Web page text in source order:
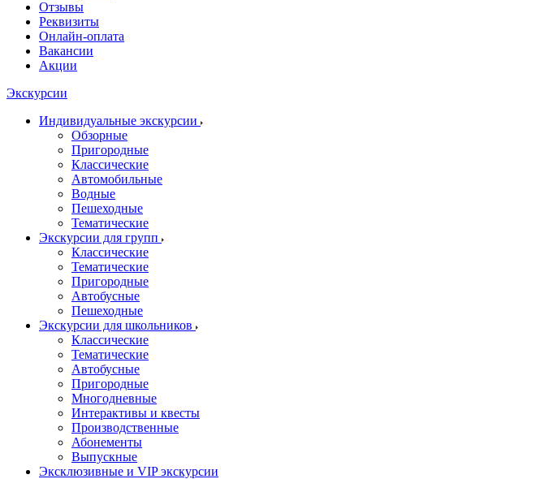
Отзывы
Реквизиты
Онлайн-оплата
Вакансии
Акции
Экскурсии
Индивидуальные экскурсии
Обзорные
Пригородные
Классические
Автомобильные
Водные
Пешеходные
Тематические
Экскурсии для групп
Классические
Тематические
Пригородные
Автобусные
Пешеходные
Экскурсии для школьников
Классические
Тематические
Автобусные
Пригородные
Многодневные
Интерактивы и квесты
Производственные
Абонементы
Выпускные
Эксклюзивные и VIP экскурсии